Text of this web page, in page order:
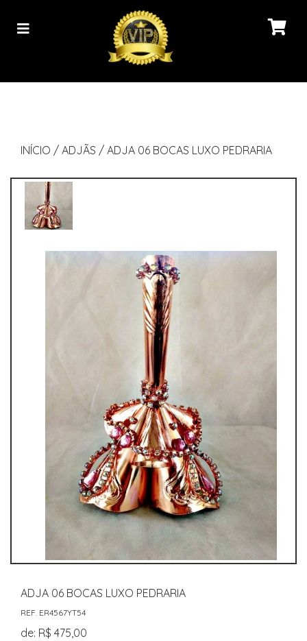
INÍCIO / ADJÃS / ADJA 06 BOCAS LUXO PEDRARIA
ADJA 06 BOCAS LUXO PEDRARIA
REF. ER4567YT54
de: R$ 475,00